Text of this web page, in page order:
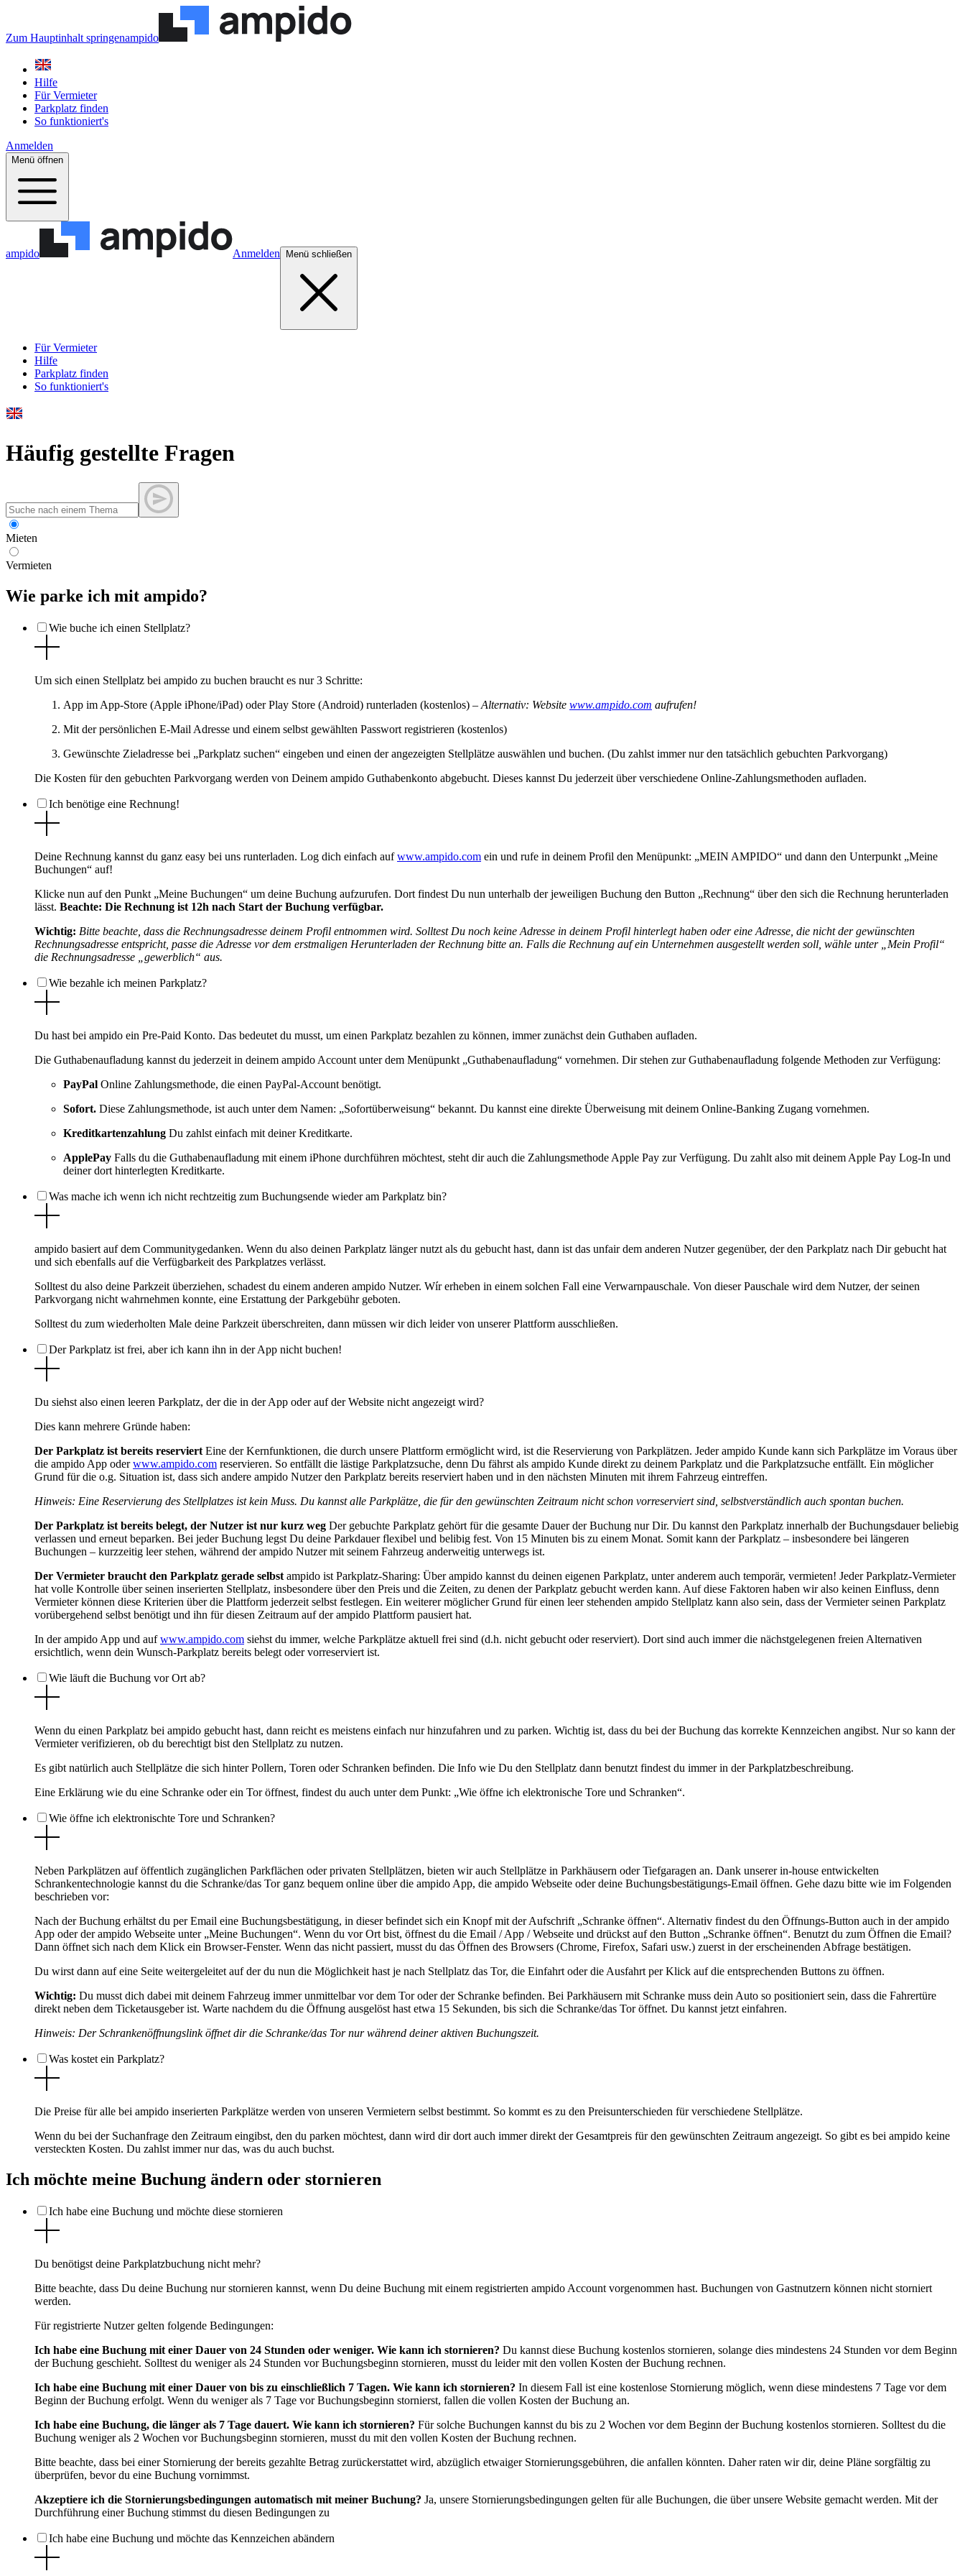
Zum Hauptinhalt springenampido
Hilfe
Für Vermieter
Parkplatz finden
So funktioniert's
Anmelden
Menü öffnen
ampido Anmelden Menü schließen
Für Vermieter
Hilfe
Parkplatz finden
So funktioniert's
Häufig gestellte Fragen
Mieten
Vermieten
Wie parke ich mit ampido?
Wie buche ich einen Stellplatz?
Um sich einen Stellplatz bei ampido zu buchen braucht es nur 3 Schritte:
App im App-Store (Apple iPhone/iPad) oder Play Store (Android) runterladen (kostenlos) – Alternativ: Website www.ampido.com aufrufen!
Mit der persönlichen E-Mail Adresse und einem selbst gewählten Passwort registrieren (kostenlos)
Gewünschte Zieladresse bei „Parkplatz suchen“ eingeben und einen der angezeigten Stellplätze auswählen und buchen. (Du zahlst immer nur den tatsächlich gebuchten Parkvorgang)
Die Kosten für den gebuchten Parkvorgang werden von Deinem ampido Guthabenkonto abgebucht. Dieses kannst Du jederzeit über verschiedene Online-Zahlungsmethoden aufladen.
Ich benötige eine Rechnung!
Deine Rechnung kannst du ganz easy bei uns runterladen. Log dich einfach aufwww.ampido.com ein und rufe in deinem Profil den Menüpunkt: „MEIN AMPIDO“ und dann den Unterpunkt „Meine
Buchungen“ auf!
Klicke nun auf den Punkt „Meine Buchungen“ um deine Buchung aufzurufen. Dort findest Du nun unterhalb der jeweiligen Buchung den Button „Rechnung“ über den sich die Rechnung herunterladen
lässt. Beachte: Die Rechnung ist 12h nach Start der Buchung verfügbar.
Wichtig: Bitte beachte, dass die Rechnungsadresse deinem Profil entnommen wird. Solltest Du noch keine Adresse in deinem Profil hinterlegt haben oder eine Adresse, die nicht der gewünschten
Rechnungsadresse entspricht, passe die Adresse vor dem erstmaligen Herunterladen der Rechnung bitte an. Falls die Rechnung auf ein Unternehmen ausgestellt werden soll, wähle unter „Mein Profil“
die Rechnungsadresse „gewerblich“ aus.
Wie bezahle ich meinen Parkplatz?
Du hast bei ampido ein Pre-Paid Konto. Das bedeutet du musst, um einen Parkplatz bezahlen zu können, immer zunächst dein Guthaben aufladen.
Die Guthabenaufladung kannst du jederzeit in deinem ampido Account unter dem Menüpunkt „Guthabenaufladung“ vornehmen. Dir stehen zur Guthabenaufladung folgende Methoden zur Verfügung:
PayPal Online Zahlungsmethode, die einen PayPal-Account benötigt.
Sofort. Diese Zahlungsmethode, ist auch unter dem Namen: „Sofortüberweisung“ bekannt. Du kannst eine direkte Überweisung mit deinem Online-Banking Zugang vornehmen.
Kreditkartenzahlung Du zahlst einfach mit deiner Kreditkarte.
ApplePay Falls du die Guthabenaufladung mit einem iPhone durchführen möchtest, steht dir auch die Zahlungsmethode Apple Pay zur Verfügung. Du zahlt also mit deinem Apple Pay Log-In und
deiner dort hinterlegten Kreditkarte.
Was mache ich wenn ich nicht rechtzeitig zum Buchungsende wieder am Parkplatz bin?
ampido basiert auf dem Communitygedanken. Wenn du also deinen Parkplatz länger nutzt als du gebucht hast, dann ist das unfair dem anderen Nutzer gegenüber, der den Parkplatz nach Dir gebucht hat
und sich ebenfalls auf die Verfügbarkeit des Parkplatzes verlässt.
Solltest du also deine Parkzeit überziehen, schadest du einem anderen ampido Nutzer. Wír erheben in einem solchen Fall eine Verwarnpauschale. Von dieser Pauschale wird dem Nutzer, der seinen
Parkvorgang nicht wahrnehmen konnte, eine Erstattung der Parkgebühr geboten.
Solltest du zum wiederholten Male deine Parkzeit überschreiten, dann müssen wir dich leider von unserer Plattform ausschließen.
Der Parkplatz ist frei, aber ich kann ihn in der App nicht buchen!
Du siehst also einen leeren Parkplatz, der die in der App oder auf der Website nicht angezeigt wird?
Dies kann mehrere Gründe haben:
Der Parkplatz ist bereits reserviert Eine der Kernfunktionen, die durch unsere Plattform ermöglicht wird, ist die Reservierung von Parkplätzen. Jeder ampido Kunde kann sich Parkplätze im Voraus über
die ampido App oderwww.ampido.com reservieren. So entfällt die lästige Parkplatzsuche, denn Du fährst als ampido Kunde direkt zu deinem Parkplatz und die Parkplatzsuche entfällt. Ein möglicher
Grund für die o.g. Situation ist, dass sich andere ampido Nutzer den Parkplatz bereits reserviert haben und in den nächsten Minuten mit ihrem Fahrzeug eintreffen.
Hinweis: Eine Reservierung des Stellplatzes ist kein Muss. Du kannst alle Parkplätze, die für den gewünschten Zeitraum nicht schon vorreserviert sind, selbstverständlich auch spontan buchen.
Der Parkplatz ist bereits belegt, der Nutzer ist nur kurz weg Der gebuchte Parkplatz gehört für die gesamte Dauer der Buchung nur Dir. Du kannst den Parkplatz innerhalb der Buchungsdauer beliebig
verlassen und erneut beparken. Bei jeder Buchung legst Du deine Parkdauer flexibel und belibig fest. Von 15 Minuten bis zu einem Monat. Somit kann der Parkplatz – insbesondere bei längeren
Buchungen – kurzzeitig leer stehen, während der ampido Nutzer mit seinem Fahrzeug anderweitig unterwegs ist.
Der Vermieter braucht den Parkplatz gerade selbst ampido ist Parkplatz-Sharing: Über ampido kannst du deinen eigenen Parkplatz, unter anderem auch temporär, vermieten! Jeder Parkplatz-Vermieter
hat volle Kontrolle über seinen inserierten Stellplatz, insbesondere über den Preis und die Zeiten, zu denen der Parkplatz gebucht werden kann. Auf diese Faktoren haben wir also keinen Einfluss, denn
Vermieter können diese Kriterien über die Plattform jederzeit selbst festlegen. Ein weiterer möglicher Grund für einen leer stehenden ampido Stellplatz kann also sein, dass der Vermieter seinen Parkplatz
vorübergehend selbst benötigt und ihn für diesen Zeitraum auf der ampido Plattform pausiert hat.
In der ampido App und aufwww.ampido.com siehst du immer, welche Parkplätze aktuell frei sind (d.h. nicht gebucht oder reserviert). Dort sind auch immer die nächstgelegenen freien Alternativen
ersichtlich, wenn dein Wunsch-Parkplatz bereits belegt oder vorreserviert ist.
Wie läuft die Buchung vor Ort ab?
Wenn du einen Parkplatz bei ampido gebucht hast, dann reicht es meistens einfach nur hinzufahren und zu parken. Wichtig ist, dass du bei der Buchung das korrekte Kennzeichen angibst. Nur so kann der
Vermieter verifizieren, ob du berechtigt bist den Stellplatz zu nutzen.
Es gibt natürlich auch Stellplätze die sich hinter Pollern, Toren oder Schranken befinden. Die Info wie Du den Stellplatz dann benutzt findest du immer in der Parkplatzbeschreibung.
Eine Erklärung wie du eine Schranke oder ein Tor öffnest, findest du auch unter dem Punkt: „Wie öffne ich elektronische Tore und Schranken“.
Wie öffne ich elektronischte Tore und Schranken?
Neben Parkplätzen auf öffentlich zugänglichen Parkflächen oder privaten Stellplätzen, bieten wir auch Stellplätze in Parkhäusern oder Tiefgaragen an. Dank unserer in-house entwickelten
Schrankentechnologie kannst du die Schranke/das Tor ganz bequem online über die ampido App, die ampido Webseite oder deine Buchungsbestätigungs-Email öffnen. Gehe dazu bitte wie im Folgenden
beschrieben vor:
Nach der Buchung erhältst du per Email eine Buchungsbestätigung, in dieser befindet sich ein Knopf mit der Aufschrift „Schranke öffnen“. Alternativ findest du den Öffnungs-Button auch in der ampido
App oder der ampido Webseite unter „Meine Buchungen“. Wenn du vor Ort bist, öffnest du die Email / App / Webseite und drückst auf den Button „Schranke öffnen“. Benutzt du zum Öffnen die Email?
Dann öffnet sich nach dem Klick ein Browser-Fenster. Wenn das nicht passiert, musst du das Öffnen des Browsers (Chrome, Firefox, Safari usw.) zuerst in der erscheinenden Abfrage bestätigen.
Du wirst dann auf eine Seite weitergeleitet auf der du nun die Möglichkeit hast je nach Stellplatz das Tor, die Einfahrt oder die Ausfahrt per Klick auf die entsprechenden Buttons zu öffnen.
Wichtig: Du musst dich dabei mit deinem Fahrzeug immer unmittelbar vor dem Tor oder der Schranke befinden. Bei Parkhäusern mit Schranke muss dein Auto so positioniert sein, dass die Fahrertüre
direkt neben dem Ticketausgeber ist. Warte nachdem du die Öffnung ausgelöst hast etwa 15 Sekunden, bis sich die Schranke/das Tor öffnet. Du kannst jetzt einfahren.
Hinweis: Der Schrankenöffnungslink öffnet dir die Schranke/das Tor nur während deiner aktiven Buchungszeit.
Was kostet ein Parkplatz?
Die Preise für alle bei ampido inserierten Parkplätze werden von unseren Vermietern selbst bestimmt. So kommt es zu den Preisunterschieden für verschiedene Stellplätze.
Wenn du bei der Suchanfrage den Zeitraum eingibst, den du parken möchtest, dann wird dir dort auch immer direkt der Gesamtpreis für den gewünschten Zeitraum angezeigt. So gibt es bei ampido keine
versteckten Kosten. Du zahlst immer nur das, was du auch buchst.
Ich möchte meine Buchung ändern oder stornieren
Ich habe eine Buchung und möchte diese stornieren
Du benötigst deine Parkplatzbuchung nicht mehr?
Bitte beachte, dass Du deine Buchung nur stornieren kannst, wenn Du deine Buchung mit einem registrierten ampido Account vorgenommen hast. Buchungen von Gastnutzern können nicht storniert
werden.
Für registrierte Nutzer gelten folgende Bedingungen:
Ich habe eine Buchung mit einer Dauer von 24 Stunden oder weniger. Wie kann ich stornieren? Du kannst diese Buchung kostenlos stornieren, solange dies mindestens 24 Stunden vor dem Beginn
der Buchung geschieht. Solltest du weniger als 24 Stunden vor Buchungsbeginn stornieren, musst du leider mit den vollen Kosten der Buchung rechnen.
Ich habe eine Buchung mit einer Dauer von bis zu einschließlich 7 Tagen. Wie kann ich stornieren? In diesem Fall ist eine kostenlose Stornierung möglich, wenn diese mindestens 7 Tage vor dem
Beginn der Buchung erfolgt. Wenn du weniger als 7 Tage vor Buchungsbeginn stornierst, fallen die vollen Kosten der Buchung an.
Ich habe eine Buchung, die länger als 7 Tage dauert. Wie kann ich stornieren? Für solche Buchungen kannst du bis zu 2 Wochen vor dem Beginn der Buchung kostenlos stornieren. Solltest du die
Buchung weniger als 2 Wochen vor Buchungsbeginn stornieren, musst du mit den vollen Kosten der Buchung rechnen.
Bitte beachte, dass bei einer Stornierung der bereits gezahlte Betrag zurückerstattet wird, abzüglich etwaiger Stornierungsgebühren, die anfallen könnten. Daher raten wir dir, deine Pläne sorgfältig zu
überprüfen, bevor du eine Buchung vornimmst.
Akzeptiere ich die Stornierungsbedingungen automatisch mit meiner Buchung? Ja, unsere Stornierungsbedingungen gelten für alle Buchungen, die über unsere Website gemacht werden. Mit der
Durchführung einer Buchung stimmst du diesen Bedingungen zu
Ich habe eine Buchung und möchte das Kennzeichen abändern